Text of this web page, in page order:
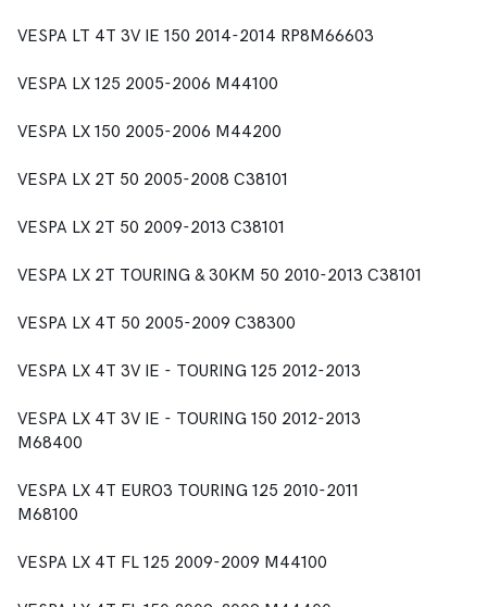
VESPA LT 4T 3V IE 150 2014-2014 RP8M66603
VESPA LX 125 2005-2006 M44100
VESPA LX 150 2005-2006 M44200
VESPA LX 2T 50 2005-2008 C38101
VESPA LX 2T 50 2009-2013 C38101
VESPA LX 2T TOURING & 30KM 50 2010-2013 C38101
VESPA LX 4T 50 2005-2009 C38300
VESPA LX 4T 3V IE - TOURING 125 2012-2013
VESPA LX 4T 3V IE - TOURING 150 2012-2013
M68400
VESPA LX 4T EURO3 TOURING 125 2010-2011
M68100
VESPA LX 4T FL 125 2009-2009 M44100